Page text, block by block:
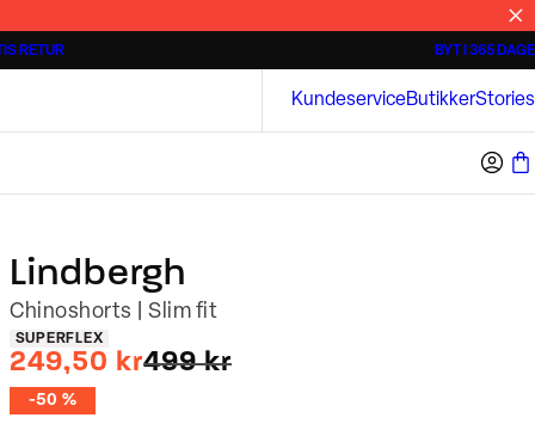
RETUR BYT I 365 DAGE
KundeserviceButikkerStories
Overshirts
Bison
Lindbergh
Chinoshorts | Slim fit
Produkt egenskaber
SUPERFLEX
249,50 krI alt (uden rabat)
499 kr
-50 %